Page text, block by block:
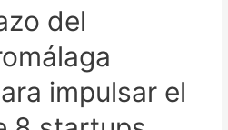
del
impulsar el